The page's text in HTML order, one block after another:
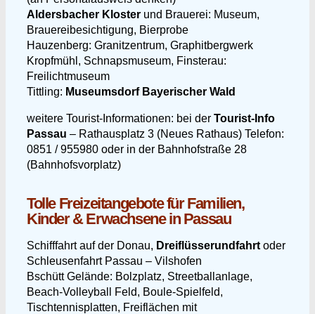
Aldersbacher Kloster und Brauerei: Museum,
Brauereibesichtigung, Bierprobe
Hauzenberg: Granitzentrum, Graphitbergwerk
Kropfmühl, Schnapsmuseum, Finsterau:
Freilichtmuseum
Tittling: Museumsdorf Bayerischer Wald
weitere Tourist-Informationen: bei der Tourist-Info
Passau – Rathausplatz 3 (Neues Rathaus) Telefon:
0851 / 955980 oder in der Bahnhofstraße 28
(Bahnhofsvorplatz)
Tolle Freizeitangebote für Familien,
Kinder & Erwachsene in Passau
Schifffahrt auf der Donau, Dreiflüsserundfahrt oder
Schleusenfahrt Passau – Vilshofen
Bschütt Gelände: Bolzplatz, Streetballanlage,
Beach-Volleyball Feld, Boule-Spielfeld,
Tischtennisplatten, Freiflächen mit